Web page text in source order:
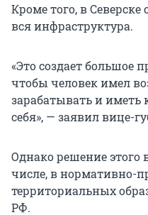
Кроме того, в
вся инфраструктура.
«Это создает большое
чтобы человек имел
зарабатывать и иметь
себя», — заявил вице-
Однако решение этого
числе, в нормативно-
территориальных
РФ.